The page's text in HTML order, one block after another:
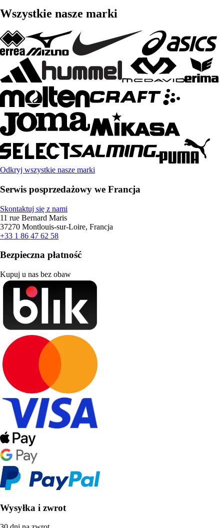
Wszystkie nasze marki
Odkryj wszystkie nasze marki
Serwis posprzedażowy we Francja
Skontaktuj się z nami
11 rue Bernard Maris
37270 Montlouis-sur-Loire, Francja
+33 1 86 47 62 58
Bezpieczna płatność
Kupuj u nas bez obaw
Wysyłka i zwrot